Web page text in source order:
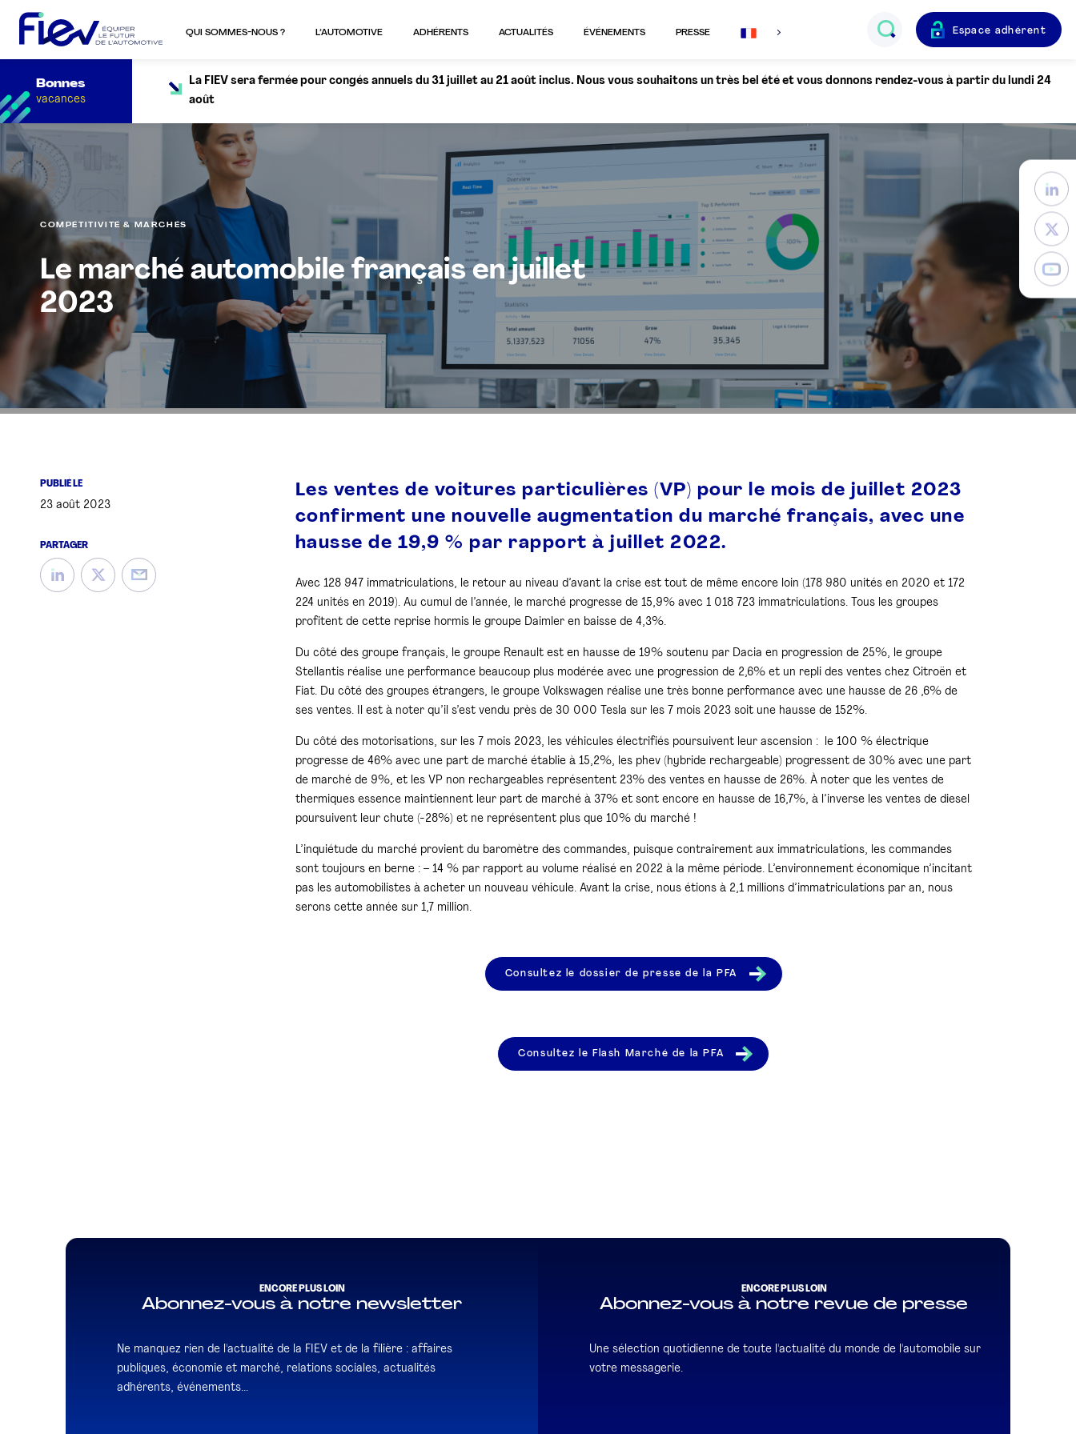
QUI SOMMES-NOUS ? L’AUTOMOTIVE ADHÉRENTS ACTUALITÉS ÉVÉNEMENTS PRESSE
Français
Espace adhérent
Bonnes
vacances
La FIEV sera fermée pour congés annuels du 31 juillet au 21 août inclus. Nous vous souhaitons un très bel été et vous donnons rendez-vous à partir du lundi 24
août
COMPÉTITIVITÉ & MARCHÉS
Le marché automobile français en juillet
2023
PUBLIÉ LE
23 août 2023
PARTAGER
Les ventes de voitures particulières (VP) pour le mois de juillet 2023
confirment une nouvelle augmentation du marché français, avec une
hausse de 19,9 % par rapport à juillet 2022.
Avec 128 947 immatriculations, le retour au niveau d’avant la crise est tout de même encore loin (178 980 unités en 2020 et 172
224 unités en 2019). Au cumul de l’année, le marché progresse de 15,9% avec 1 018 723 immatriculations. Tous les groupes
profitent de cette reprise hormis le groupe Daimler en baisse de 4,3%.
Du côté des groupe français, le groupe Renault est en hausse de 19% soutenu par Dacia en progression de 25%, le groupe
Stellantis réalise une performance beaucoup plus modérée avec une progression de 2,6% et un repli des ventes chez Citroën et
Fiat. Du côté des groupes étrangers, le groupe Volkswagen réalise une très bonne performance avec une hausse de 26 ,6% de
ses ventes. Il est à noter qu’il s’est vendu près de 30 000 Tesla sur les 7 mois 2023 soit une hausse de 152%.
Du côté des motorisations, sur les 7 mois 2023, les véhicules électrifiés poursuivent leur ascension : le 100 % électrique
progresse de 46% avec une part de marché établie à 15,2%, les phev (hybride rechargeable) progressent de 30% avec une part
de marché de 9%, et les VP non rechargeables représentent 23% des ventes en hausse de 26%. À noter que les ventes de
thermiques essence maintiennent leur part de marché à 37% et sont encore en hausse de 16,7%, à l’inverse les ventes de diesel
poursuivent leur chute (-28%) et ne représentent plus que 10% du marché !
L’inquiétude du marché provient du baromètre des commandes, puisque contrairement aux immatriculations, les commandes
sont toujours en berne : – 14 % par rapport au volume réalisé en 2022 à la même période. L’environnement économique n’incitant
pas les automobilistes à acheter un nouveau véhicule. Avant la crise, nous étions à 2,1 millions d’immatriculations par an, nous
serons cette année sur 1,7 million.
Consultez le dossier de presse de la PFA
Consultez le Flash Marché de la PFA
ENCORE PLUS LOIN
Abonnez-vous à notre newsletter
Ne manquez rien de l'actualité de la FIEV et de la filière : affaires
publiques, économie et marché, relations sociales, actualités
adhérents, événements...
ENCORE PLUS LOIN
Abonnez-vous à notre revue de presse
Une sélection quotidienne de toute l'actualité du monde de l'automobile sur
votre messagerie.